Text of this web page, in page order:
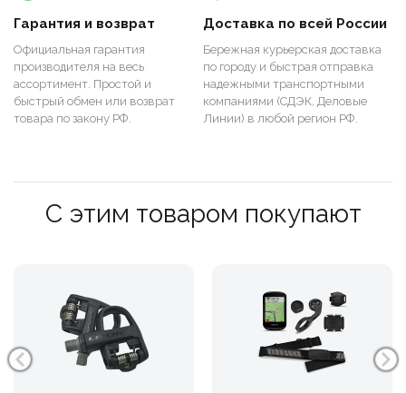
Гарантия и возврат
Официальная гарантия
производителя на весь
ассортимент. Простой и
быстрый обмен или возврат
товара по закону РФ.
Доставка по всей России
Бережная курьерская доставка
по городу и быстрая отправка
надежными транспортными
компаниями (СДЭК, Деловые
Линии) в любой регион РФ.
С этим товаром покупают